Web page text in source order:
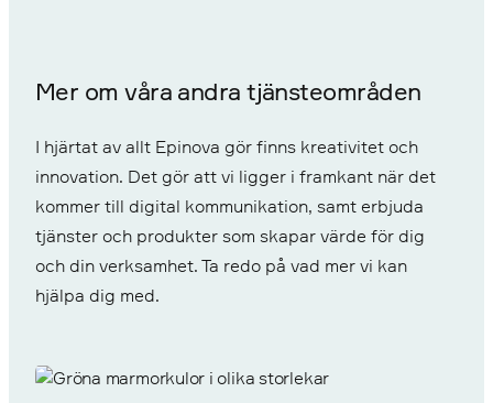
Mer om våra andra tjänsteområden
I hjärtat av allt Epinova gör finns kreativitet och
innovation. Det gör att vi ligger i framkant när det
kommer till digital kommunikation, samt erbjuda
tjänster och produkter som skapar värde för dig
och din verksamhet. Ta redo på vad mer vi kan
hjälpa dig med.